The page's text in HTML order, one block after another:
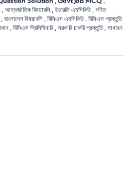
, আন্তর্জাতিক বিষয়াবলি , ইংরেজি এমসিকিউ , গণিত
, বাংলাদেশ বিষয়াবলি , বিসিএস এমসিকিউ , বিসিএস প্রস্তুতি
, বিসিএস প্রিলিমিনারি , সরকারি চাকরি প্রস্তুতি, সাধারণ